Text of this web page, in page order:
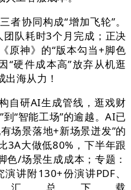
协同构成“增加飞轮”。
队耗时3个月完成；正决
原神》的“版本勾当+脚色
“硬件成本高”放弃从机逛
海从力！
研AI生成管线，逛戏财
“智能工场”的逾越。AI已
场景落地+新场景迸发”的
3A大做低80%，下半年跟
色/场景生成成本；专题：
讲附130+份演讲PDF、
总下载